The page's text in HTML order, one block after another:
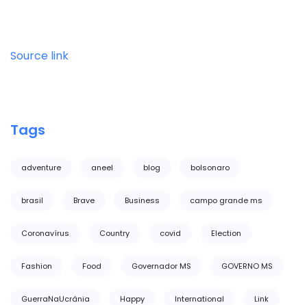
Source link
Tags
adventure aneel blog bolsonaro
brasil Brave Business campo grande ms
Coronavírus Country covid Election
Fashion Food Governador MS GOVERNO MS
GuerraNaUcrânia Happy International Link